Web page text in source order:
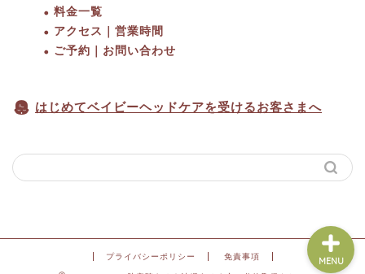
料金一覧
アクセス｜営業時間
ご予約｜お問い合わせ
はじめてベイビーヘッドケアを受けるお客さまへ
プライバシーポリシー 免責事項 MENU